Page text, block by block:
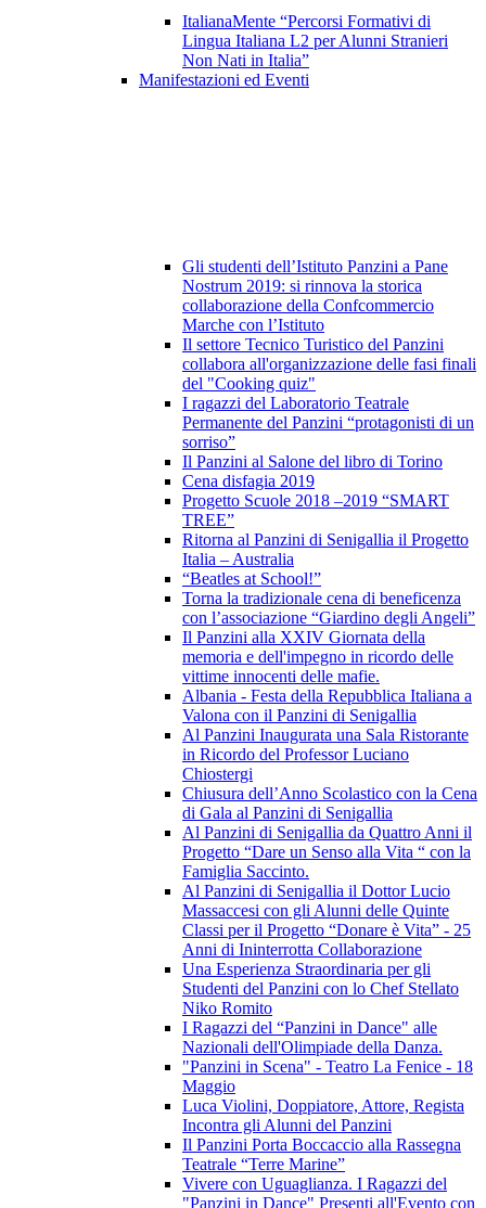
ItalianaMente “Percorsi Formativi di
Lingua Italiana L2 per Alunni Stranieri
Non Nati in Italia”
Manifestazioni ed Eventi
Gli studenti dell’Istituto Panzini a Pane
Nostrum 2019: si rinnova la storica
collaborazione della Confcommercio
Marche con l’Istituto
Il settore Tecnico Turistico del Panzini
collabora all'organizzazione delle fasi finali
del "Cooking quiz"
I ragazzi del Laboratorio Teatrale
Permanente del Panzini “protagonisti di un
sorriso”
Il Panzini al Salone del libro di Torino
Cena disfagia 2019
Progetto Scuole 2018 –2019 “SMART
TREE”
Ritorna al Panzini di Senigallia il Progetto
Italia – Australia
“Beatles at School!”
Torna la tradizionale cena di beneficenza
con l’associazione “Giardino degli Angeli”
Il Panzini alla XXIV Giornata della
memoria e dell'impegno in ricordo delle
vittime innocenti delle mafie.
Albania - Festa della Repubblica Italiana a
Valona con il Panzini di Senigallia
Al Panzini Inaugurata una Sala Ristorante
in Ricordo del Professor Luciano
Chiostergi
Chiusura dell’Anno Scolastico con la Cena
di Gala al Panzini di Senigallia
Al Panzini di Senigallia da Quattro Anni il
Progetto “Dare un Senso alla Vita “ con la
Famiglia Saccinto.
Al Panzini di Senigallia il Dottor Lucio
Massaccesi con gli Alunni delle Quinte
Classi per il Progetto “Donare è Vita” - 25
Anni di Ininterrotta Collaborazione
Una Esperienza Straordinaria per gli
Studenti del Panzini con lo Chef Stellato
Niko Romito
I Ragazzi del “Panzini in Dance" alle
Nazionali dell'Olimpiade della Danza.
"Panzini in Scena" - Teatro La Fenice - 18
Maggio
Luca Violini, Doppiatore, Attore, Regista
Incontra gli Alunni del Panzini
Il Panzini Porta Boccaccio alla Rassegna
Teatrale “Terre Marine”
Vivere con Uguaglianza. I Ragazzi del
"Panzini in Dance" Presenti all'Evento con